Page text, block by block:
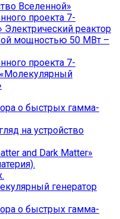
Вселенной»
проекта 7-
Электрический реактор
мощностью 50 МВт –
проекта 7-
«Молекулярный
о быстрых гамма-
на устройство
and Dark Matter»
генератор
о быстрых гамма-